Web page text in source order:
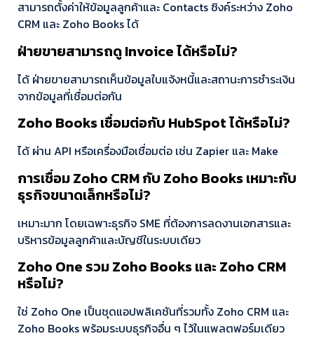
สามารถตั้งค่าให้ข้อมูลลูกค้าและ Contacts ซิงค์ระหว่าง Zoho
CRM และ Zoho Books ได้
ฝ่ายขายสามารถดู Invoice ได้หรือไม่?
ได้ ฝ่ายขายสามารถเห็นข้อมูลใบแจ้งหนี้และสถานะการชำระเงิน
จากข้อมูลที่เชื่อมต่อกัน
Zoho Books เชื่อมต่อกับ HubSpot ได้หรือไม่?
ได้ ผ่าน API หรือเครื่องมือเชื่อมต่อ เช่น Zapier และ Make
การเชื่อม Zoho CRM กับ Zoho Books เหมาะกับ
ธุรกิจขนาดเล็กหรือไม่?
เหมาะมาก โดยเฉพาะธุรกิจ SME ที่ต้องการลดงานเอกสารและ
บริหารข้อมูลลูกค้าและบัญชีในระบบเดียว
Zoho One รวม Zoho Books และ Zoho CRM
หรือไม่?
ใช่ Zoho One เป็นชุดแอปพลิเคชันที่รวมทั้ง Zoho CRM และ
Zoho Books พร้อมระบบธุรกิจอื่น ๆ ไว้ในแพลตฟอร์มเดียว